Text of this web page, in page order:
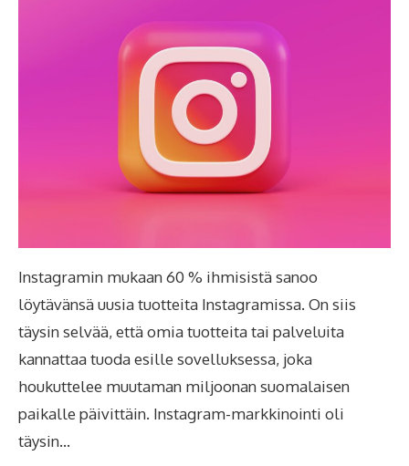
Instagramin mukaan 60 % ihmisistä sanoo
löytävänsä uusia tuotteita Instagramissa. On siis
täysin selvää, että omia tuotteita tai palveluita
kannattaa tuoda esille sovelluksessa, joka
houkuttelee muutaman miljoonan suomalaisen
paikalle päivittäin. Instagram-markkinointi oli
täysin…